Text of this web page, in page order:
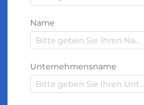
Name
Unternehmensname